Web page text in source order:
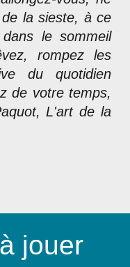
la sieste, à ce
le sommeil
rompez les
du quotidien
de votre temps,
L'art de la
jouer